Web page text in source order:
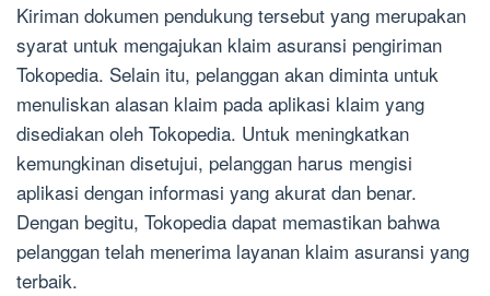
Kiriman dokumen pendukung tersebut yang merupakan
syarat untuk mengajukan klaim asuransi pengiriman
Tokopedia. Selain itu, pelanggan akan diminta untuk
menuliskan alasan klaim pada aplikasi klaim yang
disediakan oleh Tokopedia. Untuk meningkatkan
kemungkinan disetujui, pelanggan harus mengisi
aplikasi dengan informasi yang akurat dan benar.
Dengan begitu, Tokopedia dapat memastikan bahwa
pelanggan telah menerima layanan klaim asuransi yang
terbaik.